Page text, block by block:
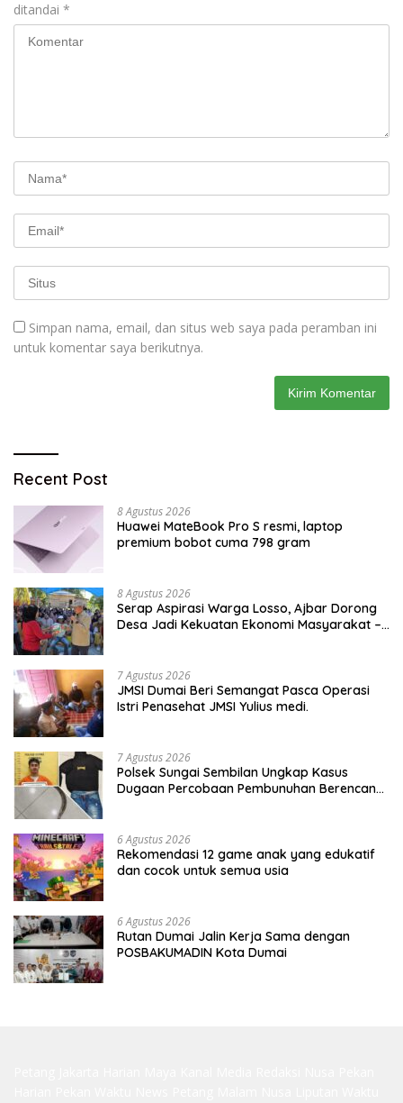
ditandai *
Simpan nama, email, dan situs web saya pada peramban ini
untuk komentar saya berikutnya.
Recent Post
8 Agustus 2026
Huawei MateBook Pro S resmi, laptop
premium bobot cuma 798 gram
8 Agustus 2026
Serap Aspirasi Warga Losso, Ajbar Dorong
Desa Jadi Kekuatan Ekonomi Masyarakat –
7 Agustus 2026
JMSI Dumai Beri Semangat Pasca Operasi
Istri Penasehat JMSI Yulius medi.
7 Agustus 2026
Polsek Sungai Sembilan Ungkap Kasus
Dugaan Percobaan Pembunuhan Berencana,
6 Agustus 2026
Rekomendasi 12 game anak yang edukatif
dan cocok untuk semua usia
6 Agustus 2026
Rutan Dumai Jalin Kerja Sama dengan
POSBAKUMADIN Kota Dumai